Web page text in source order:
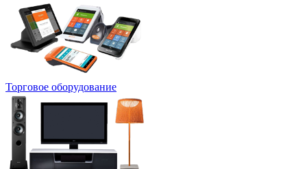
Торговое оборудование